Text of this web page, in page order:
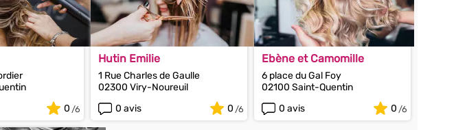
0
Hutin Emilie
1 Rue Charles de Gaulle
02300 Viry-Noureuil
0 avis
0
Ebène et Camomille
6 place du Gal Foy
02100 Saint-Quentin
0 avis
0